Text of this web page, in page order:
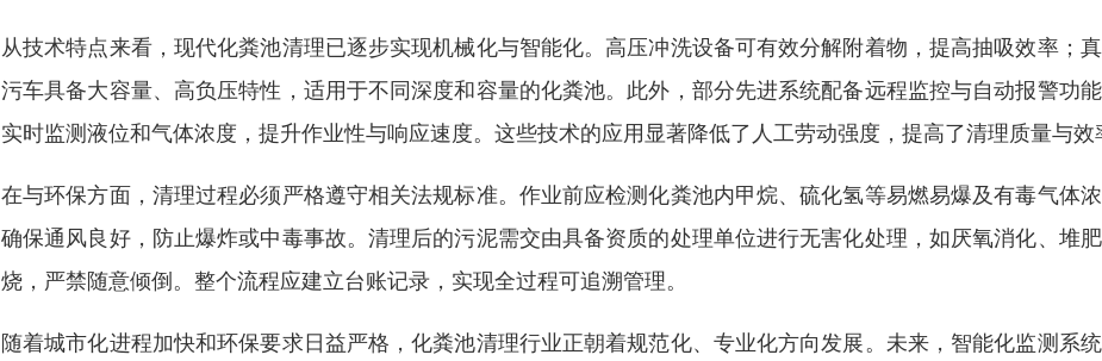
从技术特点来看，现代化粪池清理已逐步实现机械化与智能化。高压冲洗设备可有效分解附着物，提高抽吸效率；
污车具备大容量、高负压特性，适用于不同深度和容量的化粪池。此外，部分先进系统配备远程监控与自动报警功
实时监测液位和气体浓度，提升作业性与响应速度。这些技术的应用显著降低了人工劳动强度，提高了清理质量与效
在与环保方面，清理过程必须严格遵守相关法规标准。作业前应检测化粪池内甲烷、硫化氢等易燃易爆及有毒气体
确保通风良好，防止爆炸或中毒事故。清理后的污泥需交由具备资质的处理单位进行无害化处理，如厌氧消化、堆
烧，严禁随意倾倒。整个流程应建立台账记录，实现全过程可追溯管理。
随着城市化进程加快和环保要求日益严格，化粪池清理行业正朝着规范化、专业化方向发展。未来，智能化监测系